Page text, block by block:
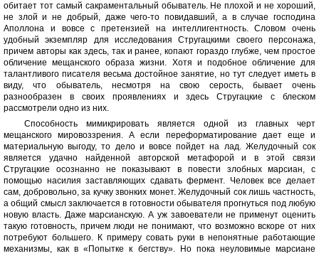
обитает тот самый сакраментальный обыватель. Не плохой и не хороший,
не злой и не добрый, даже чего-то повидавший, а в случае господина
Аполлона и вовсе с претензией на интеллигентность. Словом очень
удобный экземпляр для исследования Стругацкими своего персонажа,
причем авторы как здесь, так и ранее, копают гораздо глубже, чем простое
обличение мещанского образа жизни. Хотя и подобное обличение для
талантливого писателя весьма достойное занятие, но тут следует иметь в
виду, что обыватель, несмотря на свою серость, бывает очень
разнообразен в своих проявлениях и здесь Стругацкие с блеском
рассмотрели одно из них.
Способность мимикрировать является одной из главных черт
мещанского мировоззрения. А если переформатирование дает еще и
материальную выгоду, то дело и вовсе пойдет на лад. Желудочный сок
является удачно найденной авторской метафорой и в этой связи
Стругацкие осознанно не показывают в повести злобных марсиан, с
помощью насилия заставляющих сдавать фермент. Человек все делает
сам, добровольно, за кучку звонких монет. Желудочный сок лишь частность,
а общий смысл заключается в готовности обывателя прогнуться под любую
новую власть. Даже марсианскую. А уж завоеватели не применут оценить
такую готовность, причем люди не понимают, что возможно вскоре от них
потребуют большего. К примеру совать руки в непонятные работающие
механизмы, как в «Попытке к бегству». Но пока неуловимые марсиане